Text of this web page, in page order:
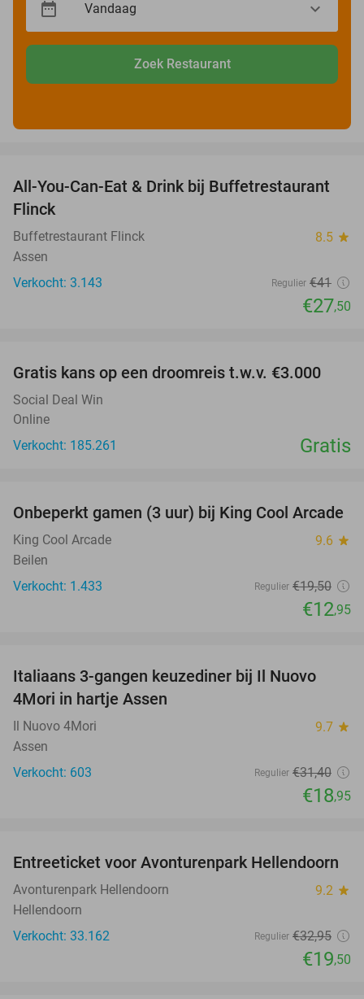
Zoek Restaurant
33%
All-You-Can-Eat & Drink bij Buffetrestaurant
Flinck
Buffetrestaurant Flinck 8.5 star
Assen
Verkocht: 3.143
Regulier €41
€27,50
Gratis kans op een droomreis t.w.v. €3.000
Social Deal Win
Online
Verkocht: 185.261
Gratis
34%
Onbeperkt gamen (3 uur) bij King Cool Arcade
King Cool Arcade 9.6 star
Beilen
Verkocht: 1.433
Regulier €19,50
€12,95
40%
Italiaans 3-gangen keuzediner bij Il Nuovo
4Mori in hartje Assen
Il Nuovo 4Mori 9.7 star
Assen
Verkocht: 603
Regulier €31,40
€18,95
41%
Entreeticket voor Avonturenpark Hellendoorn
Avonturenpark Hellendoorn 9.2 star
Hellendoorn
Verkocht: 33.162
Regulier €32,95
€19,50